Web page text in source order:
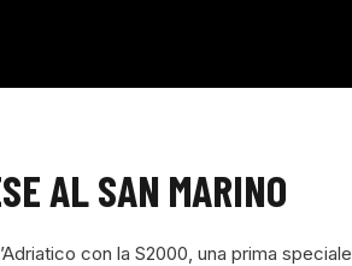
AL SAN MARINO
con la S2000, una prima speciale